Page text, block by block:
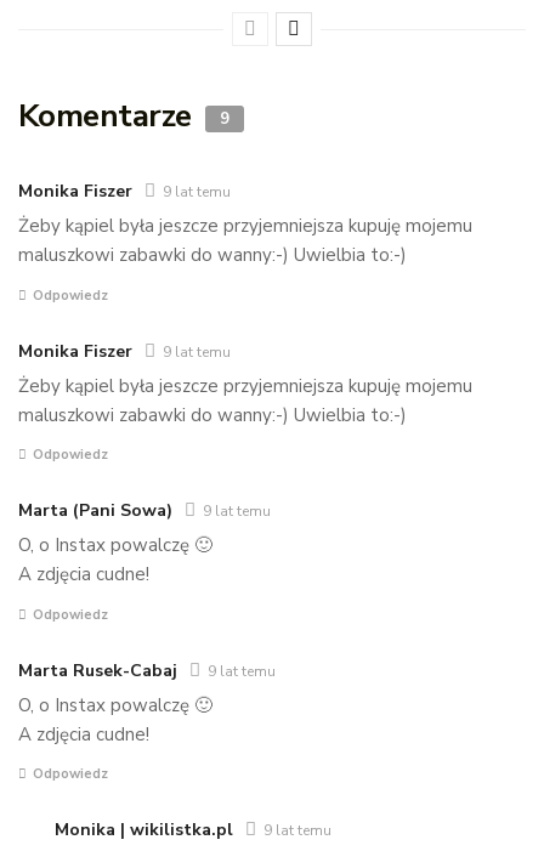
Komentarze 9
Monika Fiszer 9 lat temu
Żeby kąpiel była jeszcze przyjemniejsza kupuję mojemu
maluszkowi zabawki do wanny:-) Uwielbia to:-)
Odpowiedz
Monika Fiszer 9 lat temu
Żeby kąpiel była jeszcze przyjemniejsza kupuję mojemu
maluszkowi zabawki do wanny:-) Uwielbia to:-)
Odpowiedz
Marta (Pani Sowa) 9 lat temu
O, o Instax powalczę 🙂
A zdjęcia cudne!
Odpowiedz
Marta Rusek-Cabaj 9 lat temu
O, o Instax powalczę 🙂
A zdjęcia cudne!
Odpowiedz
Monika | wikilistka.pl 9 lat temu